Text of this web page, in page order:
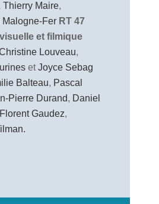
Thierry Maire,
Fer RT 47
et filmique
Louveau,
etJoyce Sebag
Balteau, Pascal
Pierre Durand, Daniel
Florent Gaudez,